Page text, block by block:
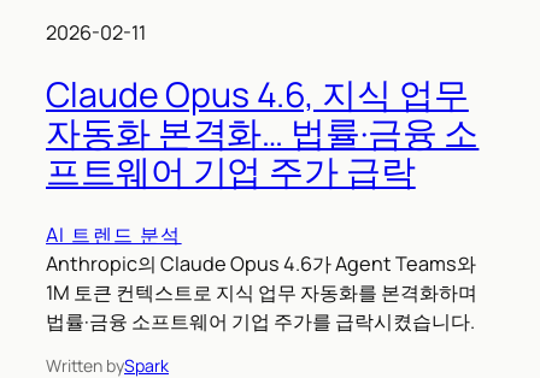
2026-02-11
Claude Opus 4.6, 지식 업무
자동화 본격화… 법률·금융 소
프트웨어 기업 주가 급락
AI 트렌드 분석
Anthropic의 Claude Opus 4.6가 Agent Teams와
1M 토큰 컨텍스트로 지식 업무 자동화를 본격화하며
법률·금융 소프트웨어 기업 주가를 급락시켰습니다.
Written bySpark